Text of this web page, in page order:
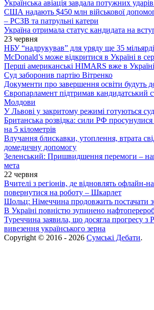
Українська авіація завдала потужних
США надають $450 млн військової
– РСЗВ та патрульні катери
Україна отримала статус кандидата на
23 червня
НБУ “надрукував” для уряду ще 35
McDonald’s може відкритися в Україні в
Перші американські HIMARS вже в Україні
Суд заборонив партію Вітренко
Документи про завершення освіти будуть
Європарламент підтримав кандидатський
Молдови
У Львові у закритому режимі готуються
Британська розвідка: сили РФ
на 5 кілометрів
Влучання блискавки, утоплення, втрата
домедичну допомогу
Зеленський: Пришвидшення перемоги –
мета
22 червня
Вчителі з регіонів, де відновлять офлайн-
повернутися на роботу – Шкарлет
Шольц: Німеччина продовжить постачати
В Україні повністю зупинено
Туреччина заявила, що досягла прогресу з
вивезення українського зерна
Copyright © 2016 - 2026 Сумські Дебати.